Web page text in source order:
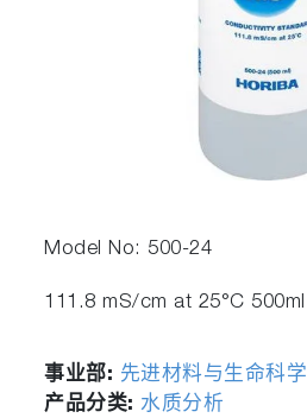
Model No: 500-24
111.8 mS/cm at 25°C 500ml
事业部: 先进材料与生命科学
产品分类: 水质分析